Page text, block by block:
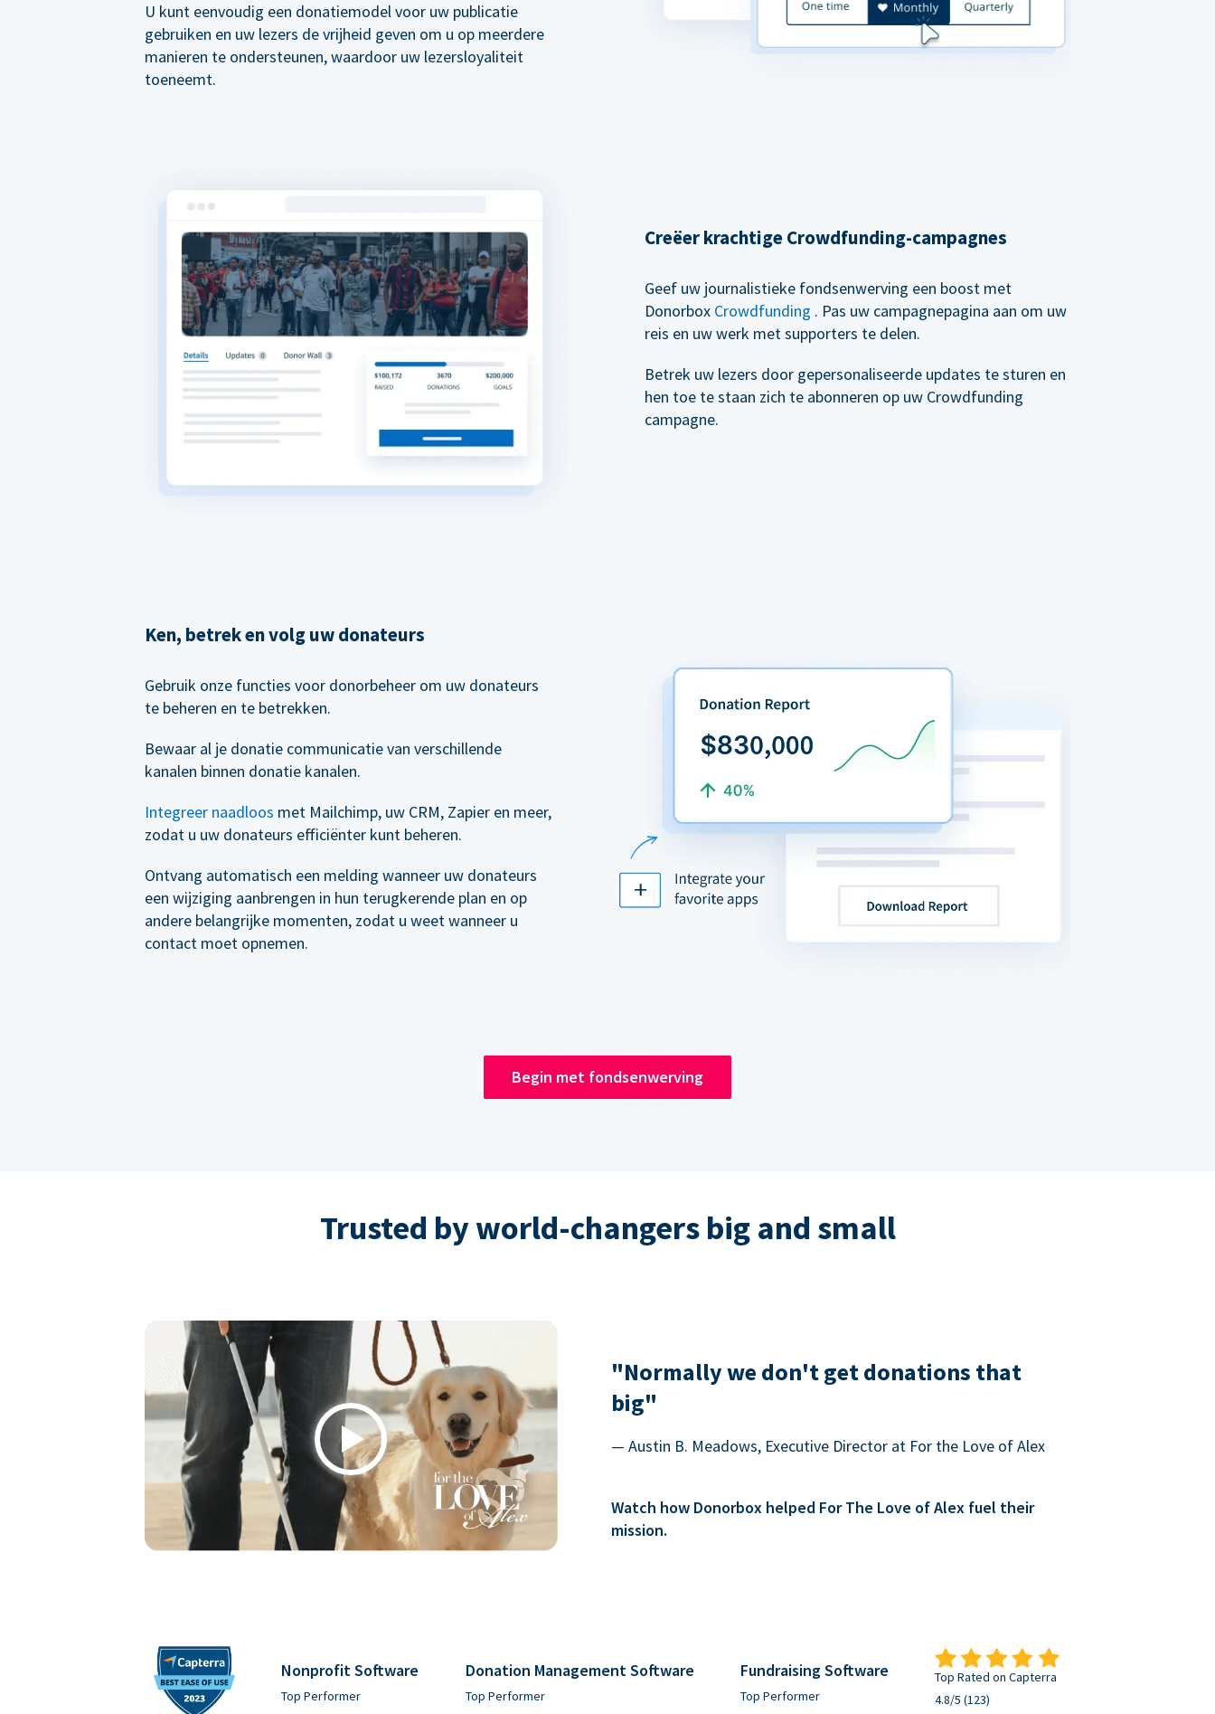
U kunt eenvoudig een donatiemodel voor uw publicatie
gebruiken en uw lezers de vrijheid geven om u op meerdere
manieren te ondersteunen, waardoor uw lezersloyaliteit
toeneemt.
Creëer krachtige Crowdfunding-campagnes
Geef uw journalistieke fondsenwerving een boost met
Donorbox Crowdfunding . Pas uw campagnepagina aan om uw
reis en uw werk met supporters te delen.
Betrek uw lezers door gepersonaliseerde updates te sturen en
hen toe te staan zich te abonneren op uw Crowdfunding
campagne.
Ken, betrek en volg uw donateurs
Gebruik onze functies voor donorbeheer om uw donateurs
te beheren en te betrekken.
Bewaar al je donatie communicatie van verschillende
kanalen binnen donatie kanalen.
Integreer naadloos met Mailchimp, uw CRM, Zapier en meer,
zodat u uw donateurs efficiënter kunt beheren.
Ontvang automatisch een melding wanneer uw donateurs
een wijziging aanbrengen in hun terugkerende plan en op
andere belangrijke momenten, zodat u weet wanneer u
contact moet opnemen.
Begin met fondsenwerving
Trusted by world-changers big and small
Play
"Normally we don't get donations that
big"
— Austin B. Meadows, Executive Director at For the Love of Alex
Watch how Donorbox helped For The Love of Alex fuel their
mission.
Nonprofit Software
Top Performer
Donation Management Software
Top Performer
Fundraising Software
Top Performer
Top Rated on Capterra
4.8/5 (123)